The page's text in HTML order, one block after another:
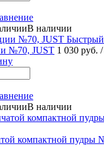
В наличии
№70, JUST 1 030 руб.
В наличии
компактной пудры